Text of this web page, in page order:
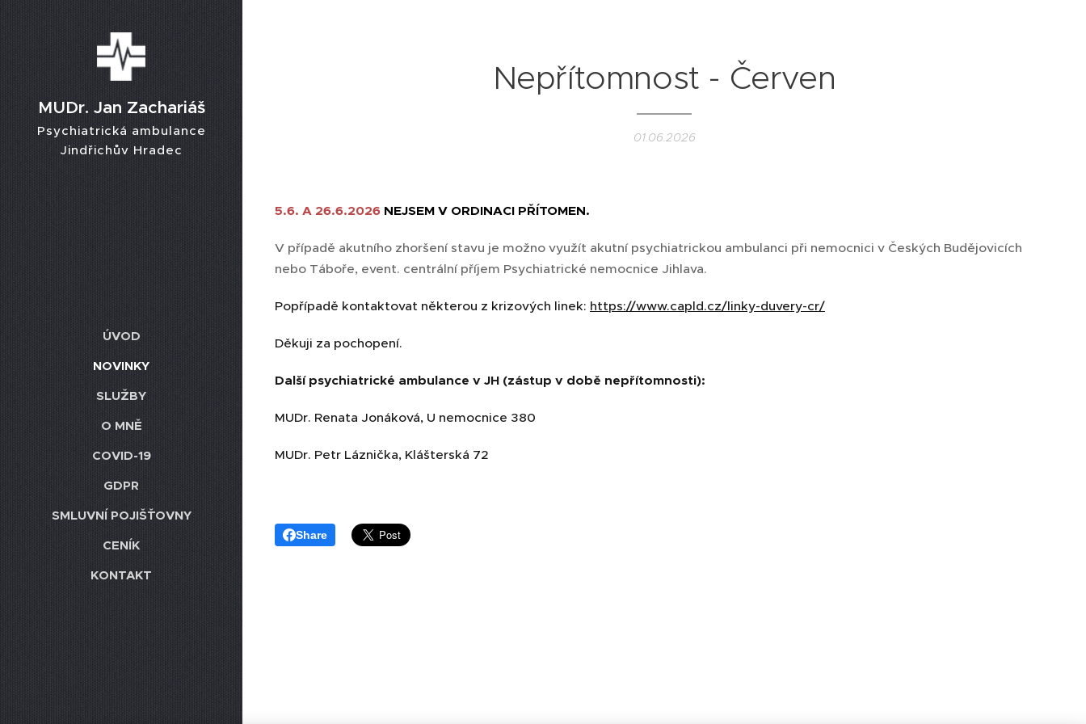
MUDr. Jan Zachariáš
Psychiatrická ambulance
Jindřichův Hradec
ÚVOD
NOVINKY
SLUŽBY
O MNĚ
COVID-19
GDPR
SMLUVNÍ POJIŠŤOVNY
CENÍK
KONTAKT
Nepřítomnost - Červen
01.06.2026
5.6. A 26.6.2026 NEJSEM V ORDINACI PŘÍTOMEN.
V případě akutního zhoršení stavu je možno využít akutní psychiatrickou ambulanci při nemocnici v Českých Budějovicích
nebo Táboře, event. centrální příjem Psychiatrické nemocnice Jihlava.
Popřípadě kontaktovat některou z krizových linek: https://www.capld.cz/linky-duvery-cr/
Děkuji za pochopení.
Další psychiatrické ambulance v JH (zástup v době nepřítomnosti):
MUDr. Renata Jonáková, U nemocnice 380
MUDr. Petr Láznička, Klášterská 72
Share